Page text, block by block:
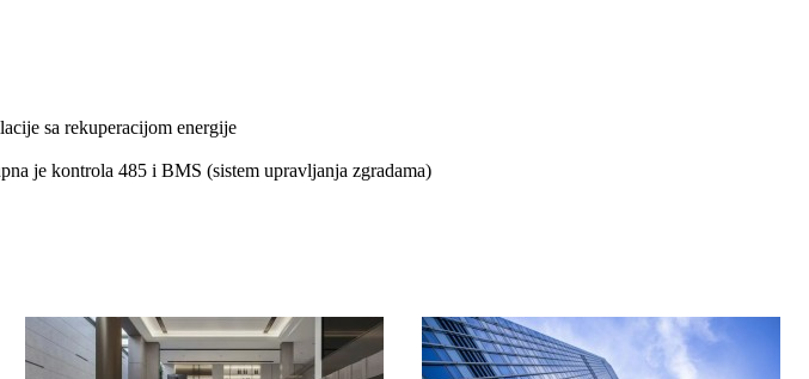
sa rekuperacijom energije
je kontrola 485 i BMS (sistem upravljanja zgradama)